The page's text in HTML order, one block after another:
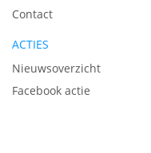
Contact
ACTIES
Nieuwsoverzicht
Facebook actie